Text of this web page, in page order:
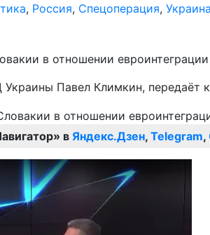
, Россия, Спецоперация, Украина
в отношении
Павел Климкин, передаёт
в Яндекс.Дзен, Telegram,